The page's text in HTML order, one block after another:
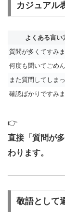
カジュアル
よくある言い
質問が多くてすみ
何度も聞いてごめ
また質問してしま
確認ばかりですみ
👉
直接「質問が
わります。
敬語として